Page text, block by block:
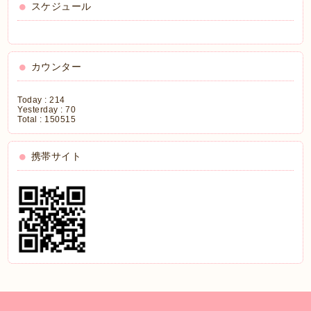
スケジュール
カウンター
Today :214
Yesterday :70
Total : 150515
携帯サイト